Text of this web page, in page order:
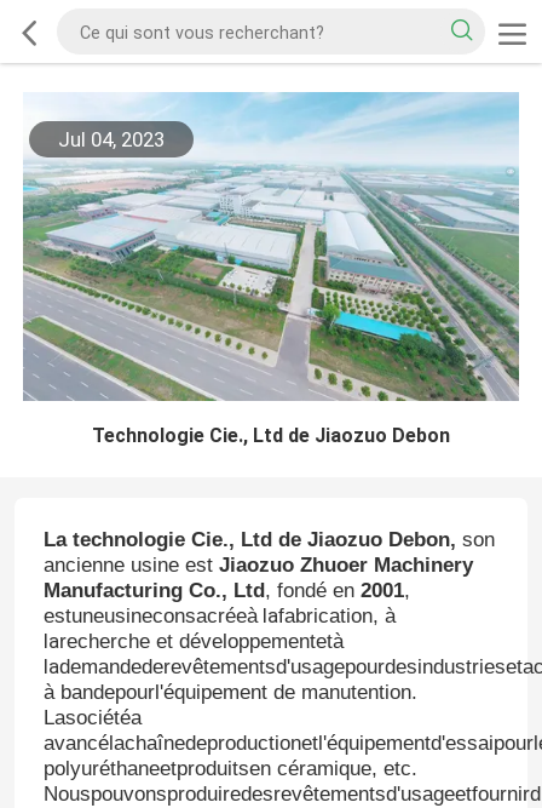
Jul 04, 2023
Technologie Cie., Ltd de Jiaozuo Debon
La technologie Cie., Ltd de Jiaozuo Debon, son
ancienne usine est Jiaozuo Zhuoer Machinery
Manufacturing Co., Ltd , fondé en 2001,
estuneusineconsacréeàlafabrication, à
larecherche et développementetà
la
à bandepourl'équipement de manutention.
Lasociétéa
polyuréthaneetproduitsen céramique, etc.